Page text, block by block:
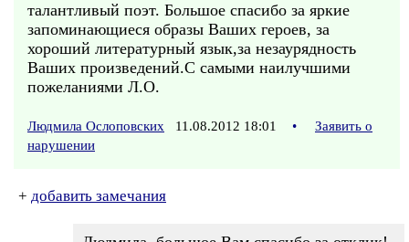
талантливый поэт. Большое спасибо за яркие
запоминающиеся образы Ваших героев, за
хороший литературный язык,за незаурядность
Ваших произведений.С самыми наилучшими
пожеланиями Л.О.
Людмила Ослоповских 11.08.2012 18:01 •
Заявить о
нарушении
+ добавить замечания